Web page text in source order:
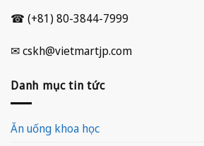
☎ (+81) 80-3844-7999
✉ cskh@vietmartjp.com
Danh mục tin tức
Ăn uống khoa học